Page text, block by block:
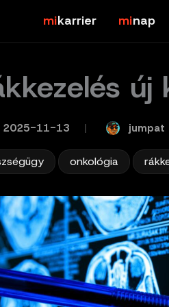
karrier nap
új
2025-11-13 jumpat
onkológia